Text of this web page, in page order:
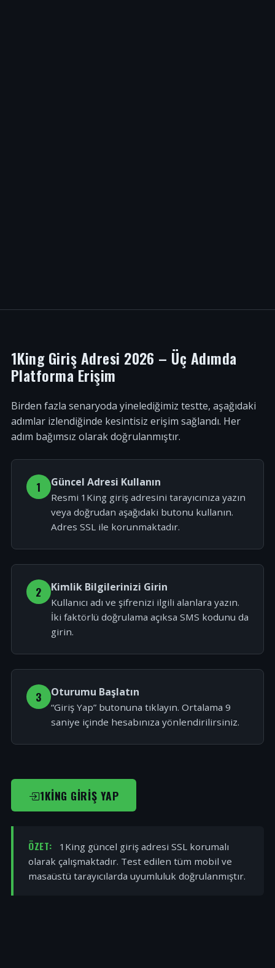
1King Giriş Adresi 2026 – Üç Adımda
Platforma Erişim
Birden fazla senaryoda yinelediğimiz testte, aşağıdaki
adımlar izlendiğinde kesintisiz erişim sağlandı. Her
adım bağımsız olarak doğrulanmıştır.
1 Güncel Adresi Kullanın
Resmi 1King giriş adresini tarayıcınıza yazın
veya doğrudan aşağıdaki butonu kullanın.
Adres SSL ile korunmaktadır.
2 Kimlik Bilgilerinizi Girin
Kullanıcı adı ve şifrenizi ilgili alanlara yazın.
İki faktörlü doğrulama açıksa SMS kodunu da
girin.
3 Oturumu Başlatın
“Giriş Yap” butonuna tıklayın. Ortalama 9
saniye içinde hesabınıza yönlendirilirsiniz.
1KING GIRIŞ YAP
ÖZET:
1King güncel giriş adresi SSL korumalı
olarak çalışmaktadır. Test edilen tüm mobil ve
masaüstü tarayıcılarda uyumluluk doğrulanmıştır.